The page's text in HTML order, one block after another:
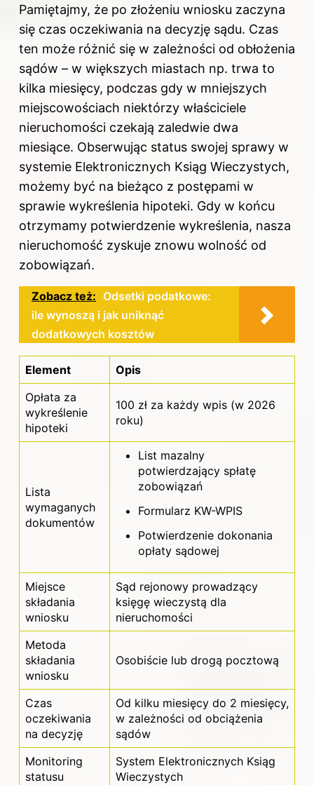
Pamiętajmy, że po złożeniu wniosku zaczyna
się czas oczekiwania na decyzję sądu. Czas
ten może różnić się w zależności od obłożenia
sądów – w większych miastach np. trwa to
kilka miesięcy, podczas gdy w mniejszych
miejscowościach niektórzy właściciele
nieruchomości czekają zaledwie dwa
miesiące. Obserwując status swojej sprawy w
systemie Elektronicznych Ksiąg Wieczystych,
możemy być na bieżąco z postępami w
sprawie wykreślenia hipoteki. Gdy w końcu
otrzymamy potwierdzenie wykreślenia, nasza
nieruchomość zyskuje znowu wolność od
zobowiązań.
Zobacz też: Odsetki podatkowe:
ile wynoszą i jak uniknąć
dodatkowych kosztów
Element
Opis
Opłata za
wykreślenie
hipoteki
100 zł za każdy wpis (w 2026
roku)
Lista
wymaganych
dokumentów
List mazalny
potwierdzający spłatę
zobowiązań
Formularz KW-WPIS
Potwierdzenie dokonania
opłaty sądowej
Miejsce
składania
wniosku
Sąd rejonowy prowadzący
księgę wieczystą dla
nieruchomości
Metoda
składania
wniosku
Osobiście lub drogą pocztową
Czas
oczekiwania
na decyzję
Od kilku miesięcy do 2 miesięcy,
w zależności od obciążenia
sądów
Monitoring
statusu
System Elektronicznych Ksiąg
Wieczystych